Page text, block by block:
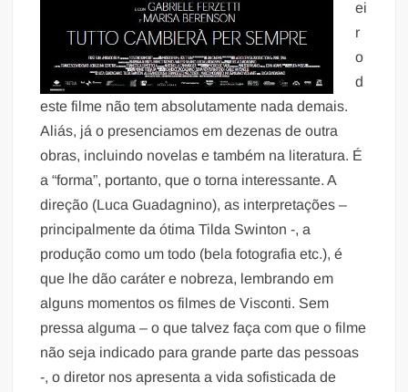
ei
r
o
d
este filme não tem absolutamente nada demais.
Aliás, já o presenciamos em dezenas de outra
obras, incluindo novelas e também na literatura. É
a “forma”, portanto, que o torna interessante. A
direção (Luca Guadagnino), as interpretações –
principalmente da ótima Tilda Swinton -, a
produção como um todo (bela fotografia etc.), é
que lhe dão caráter e nobreza, lembrando em
alguns momentos os filmes de Visconti. Sem
pressa alguma – o que talvez faça com que o filme
não seja indicado para grande parte das pessoas
-, o diretor nos apresenta a vida sofisticada de